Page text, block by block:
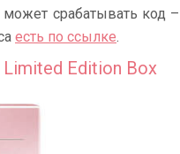
срабатывать код –
есть по ссылке.
Edition Box